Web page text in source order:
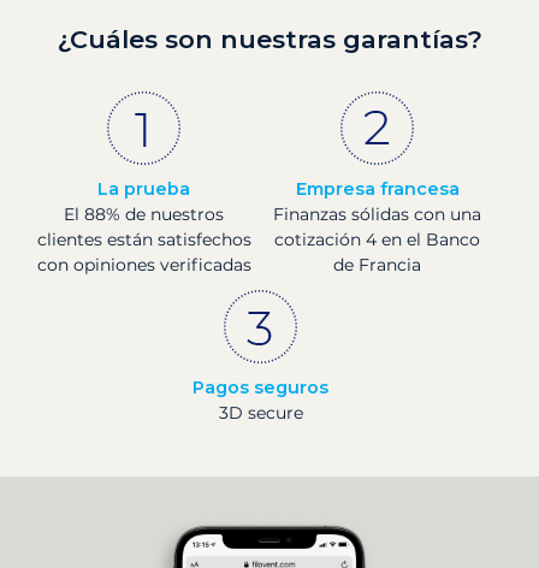
¿Cuáles son nuestras garantías?
La prueba
El 88% de nuestros
clientes están satisfechos
con opiniones verificadas
Empresa francesa
Finanzas sólidas con una
cotización 4 en el Banco
de Francia
Pagos seguros
3D secure